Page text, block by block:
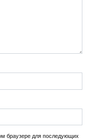
браузере для последующих